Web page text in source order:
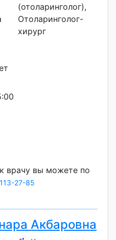
(отоларинголог),
Отоларинголог-
хирург
врачу вы можете по
27-85
Акбаровна